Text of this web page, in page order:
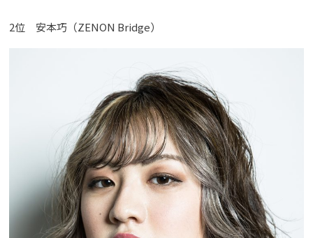
2位 安本巧（ZENON Bridge）